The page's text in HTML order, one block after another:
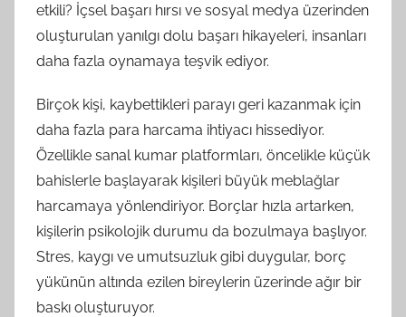
etkili? İçsel başarı hırsı ve sosyal medya üzerinden
oluşturulan yanılgı dolu başarı hikayeleri, insanları
daha fazla oynamaya teşvik ediyor.
Birçok kişi, kaybettikleri parayı geri kazanmak için
daha fazla para harcama ihtiyacı hissediyor.
Özellikle sanal kumar platformları, öncelikle küçük
bahislerle başlayarak kişileri büyük meblağlar
harcamaya yönlendiriyor. Borçlar hızla artarken,
kişilerin psikolojik durumu da bozulmaya başlıyor.
Stres, kaygı ve umutsuzluk gibi duygular, borç
yükünün altında ezilen bireylerin üzerinde ağır bir
baskı oluşturuyor.